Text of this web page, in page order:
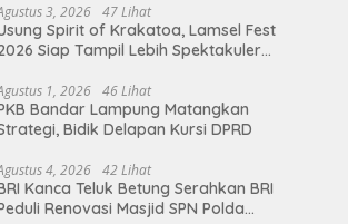
3, 2026 47 Lihat
Spirit of Krakatoa, Lamsel Fest
Siap Tampil Lebih Spektakuler
Ibu Kota
1, 2026 46 Lihat
Bandar Lampung Matangkan
Bidik Delapan Kursi DPRD
4, 2026 42 Lihat
Kanca Teluk Betung Serahkan BRI
Renovasi Masjid SPN Polda